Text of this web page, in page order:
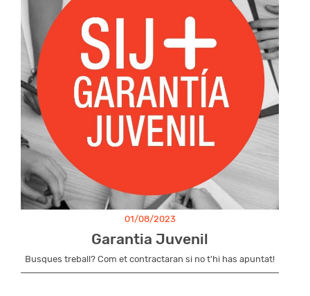
01/08/2023
Garantia Juvenil
Busques treball? Com et contractaran si no t'hi has apuntat!